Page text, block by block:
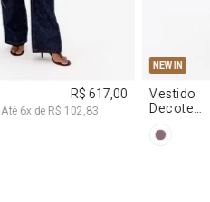
38 40
R$ 617,00
Até6x deR$ 102,83
NEW IN
PP
Vestido
Decote
Brilhos